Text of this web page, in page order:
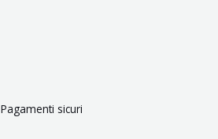
Pagamenti sicuri